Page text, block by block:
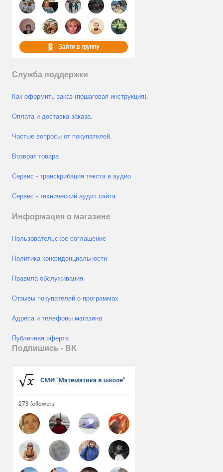
Служба поддержки
Как оформить заказ (пошаговая инструкция).
Оплата и доставка заказа.
Частые вопросы от покупателей.
Возврат товара
Сервис - транскрибация текста в аудио
Сервис - технический аудит сайта
Информация о магазине
Пользовательское соглашение
Политика конфиденциальности
Правила обслуживания
Отзывы покупателей о программах
Адреса и телефоны магазина
Публичная оферта
Подпишись - ВK